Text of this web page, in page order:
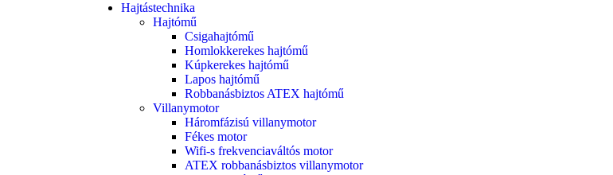
Hajtástechnika
Hajtómű
Csigahajtómű
Homlokkerekes hajtómű
Kúpkerekes hajtómű
Lapos hajtómű
Robbanásbiztos ATEX hajtómű
Villanymotor
Háromfázisú villanymotor
Fékes motor
Wifi-s frekvenciaváltós motor
ATEX robbanásbiztos villanymotor